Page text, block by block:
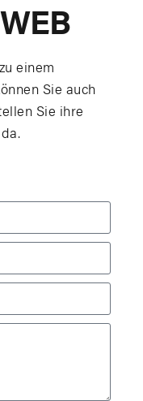
einem
Sie auch
Sie ihre